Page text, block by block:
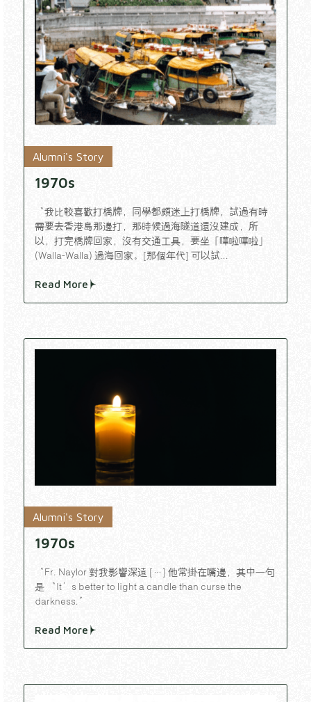
Alumni's Story
1970s
“我比較喜歡打橋牌，同學都頗迷上打橋牌，試過有時
需要去香港島那邊打，那時候過海隧道還沒建成，所
以，打完橋牌回家，沒有交通工具，要坐「嘩啦嘩啦」
(Walla-Walla) 過海回家。[那個年代] 可以試...
Read More
Alumni's Story
1970s
“Fr. Naylor 對我影響深遠 […] 他常掛在嘴邊，其中一句
是 “It’s better to light a candle than curse the
darkness.”
Read More